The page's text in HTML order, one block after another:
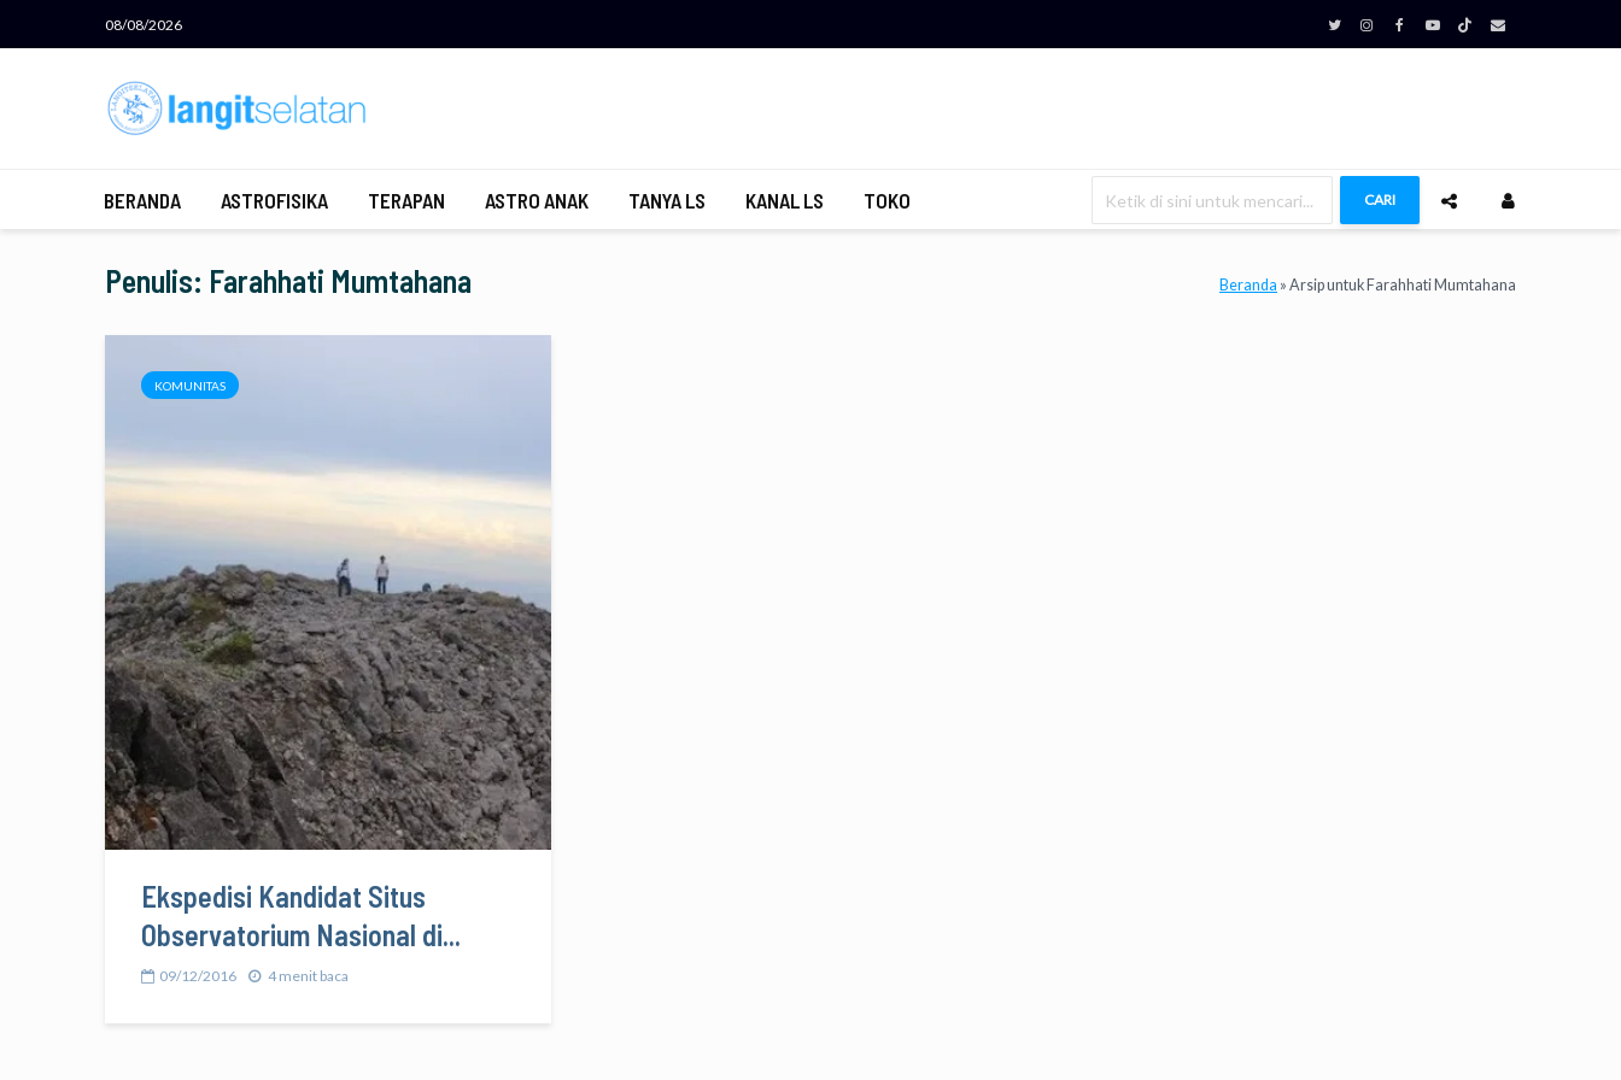
08/08/2026
BERANDA ASTROFISIKA TERAPAN ASTRO ANAK TANYA LS KANAL LS TOKO CARI
Penulis: Farahhati Mumtahana Beranda » Arsip untuk Farahhati Mumtahana
KOMUNITAS
Ekspedisi Kandidat Situs
Observatorium Nasional di...
09/12/2016 4 menit baca